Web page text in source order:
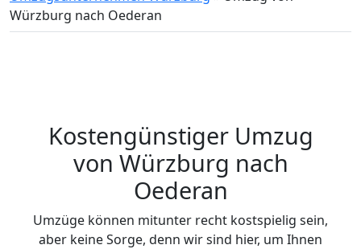
Würzburg nach Oederan
Kostengünstiger Umzug
von Würzburg nach
Oederan
Umzüge können mitunter recht kostspielig sein,
aber keine Sorge, denn wir sind hier, um Ihnen